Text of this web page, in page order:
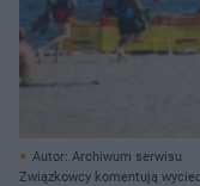
Autor: Archiwum serwisu
Związkowcy komentują